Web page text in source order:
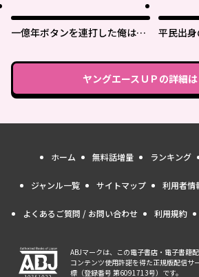
一億年ボタンを連打した俺は、
落第剣士の学院無双～
平民出
ヤングエースＵＰ の詳細
ホーム 無料話増量 ランキング
ジャンル一覧 サイトマップ 利用者情
よくあるご質問 / お問い合わせ 利用規約
ABJマークは、この電子書店・電子書籍
コンテンツ使用許諾を得た正規版配信サ
標（登録番号 第6091713号）です。